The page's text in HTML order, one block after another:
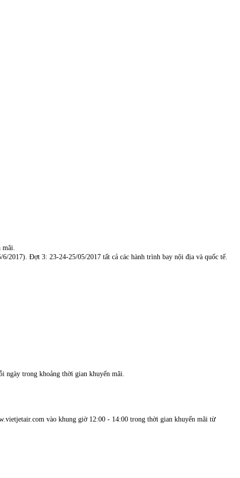
2017). Đợt 3: 23-24-25/05/2017 tất cả các hành trình bay nội địa và quốc tế.
ngày trong khoảng thời gian khuyến mãi.
vào khung giờ 12:00 - 14:00 trong thời gian khuyến mãi từ